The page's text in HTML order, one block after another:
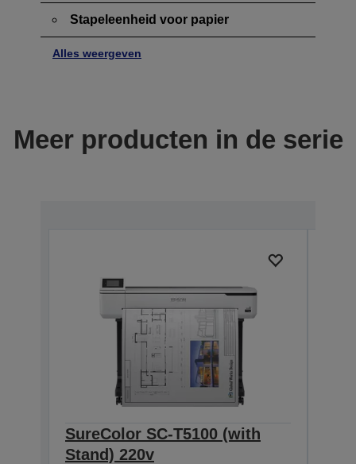
Stapeleenheid voor papier
Alles weergeven
Meer producten in de serie
SureColor SC-T5100 (with
Stand) 220v